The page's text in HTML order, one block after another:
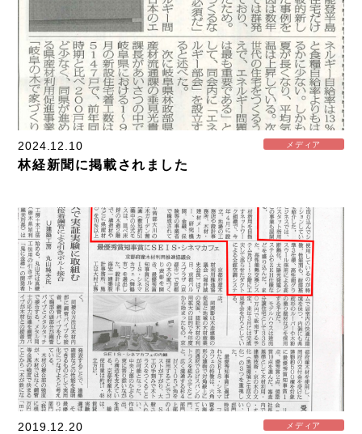
2024.12.10 メディア
林経新聞に掲載されました
2019.12.20 メディア